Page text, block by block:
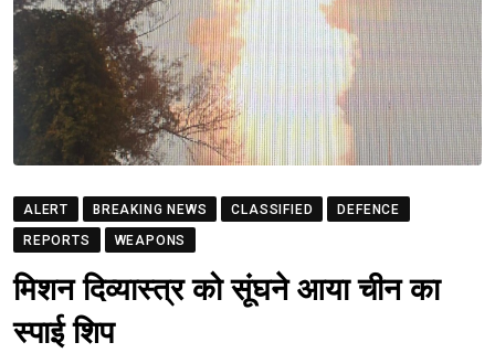
ALERT BREAKING NEWS CLASSIFIED
DEFENCE
REPORTS
WEAPONS
मिशन दिव्यास्त्र को सूंघने आया चीन का
स्पाई शिप